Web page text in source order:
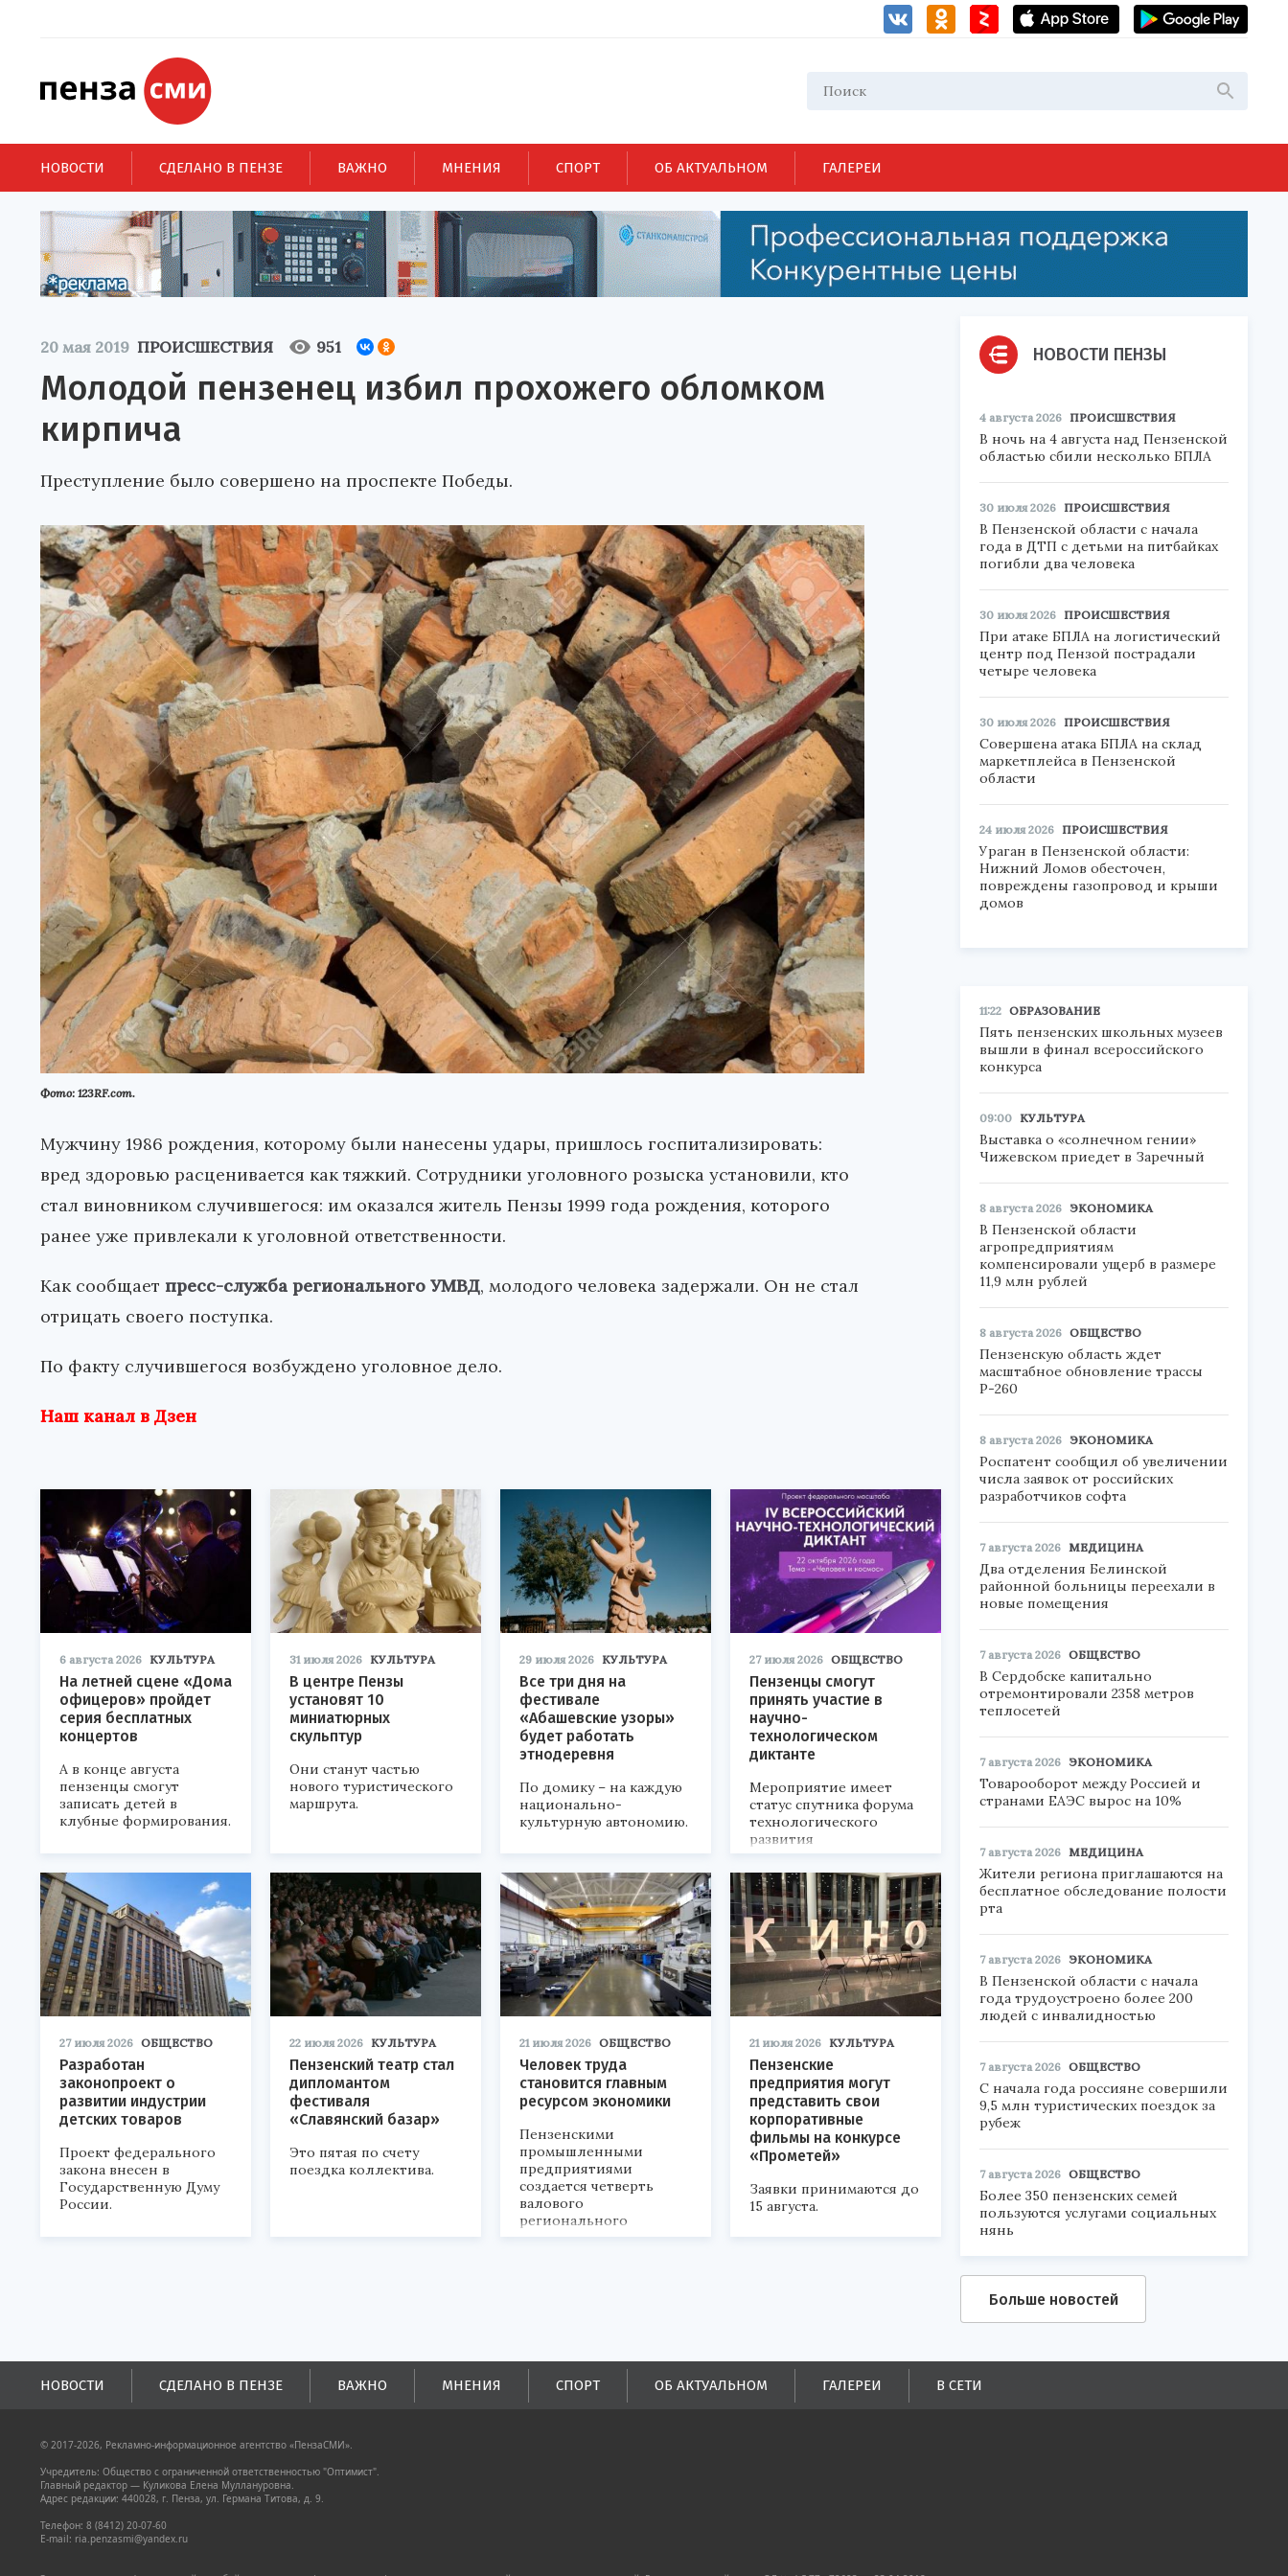
НОВОСТИ СДЕЛАНО В ПЕНЗЕ ВАЖНО МНЕНИЯ СПОРТ ОБ АКТУАЛЬНОМ ГАЛЕРЕИ
20 мая 2019 ПРОИСШЕСТВИЯ 951
Молодой пензенец избил прохожего обломком
кирпича
Преступление было совершено на проспекте Победы.
Фото: 123RF.com.
Мужчину 1986 рождения, которому были нанесены удары, пришлось госпитализировать:
вред здоровью расценивается как тяжкий. Сотрудники уголовного розыска установили, кто
стал виновником случившегося: им оказался житель Пензы 1999 года рождения, которого
ранее уже привлекали к уголовной ответственности.
Как сообщает пресс-служба регионального УМВД, молодого человека задержали. Он не стал
отрицать своего поступка.
По факту случившегося возбуждено уголовное дело.
Наш канал в Дзен
6 августа 2026 КУЛЬТУРА
На летней сцене «Дома
офицеров» пройдет
серия бесплатных
концертов
А в конце августа
пензенцы смогут
записать детей в
клубные формирования.
31 июля 2026 КУЛЬТУРА
В центре Пензы
установят 10
миниатюрных
скульптур
Они станут частью
нового туристического
маршрута.
29 июля 2026 КУЛЬТУРА
Все три дня на
фестивале
«Абашевские узоры»
будет работать
этнодеревня
По домику – на каждую
национально-
культурную автономию.
27 июля 2026 ОБЩЕСТВО
Пензенцы смогут
принять участие в
научно-
технологическом
диктанте
Мероприятие имеет
статус спутника форума
технологического
развития
«Технопром-2026».
27 июля 2026 ОБЩЕСТВО
Разработан
законопроект о
развитии индустрии
детских товаров
Проект федерального
закона внесен в
Государственную Думу
России.
22 июля 2026 КУЛЬТУРА
Пензенский театр стал
дипломантом
фестиваля
«Славянский базар»
Это пятая по счету
поездка коллектива.
21 июля 2026 ОБЩЕСТВО
Человек труда
становится главным
ресурсом экономики
Пензенскими
промышленными
предприятиями
создается четверть
валового
регионального
продукта и
21 июля 2026 КУЛЬТУРА
Пензенские
предприятия могут
представить свои
корпоративные
фильмы на конкурсе
«Прометей»
Заявки принимаются до
15 августа.
НОВОСТИ ПЕНЗЫ
4 августа 2026 ПРОИСШЕСТВИЯ
В ночь на 4 августа над Пензенской
областью сбили несколько БПЛА
30 июля 2026 ПРОИСШЕСТВИЯ
В Пензенской области с начала
года в ДТП с детьми на питбайках
погибли два человека
30 июля 2026 ПРОИСШЕСТВИЯ
При атаке БПЛА на логистический
центр под Пензой пострадали
четыре человека
30 июля 2026 ПРОИСШЕСТВИЯ
Совершена атака БПЛА на склад
маркетплейса в Пензенской
области
24 июля 2026 ПРОИСШЕСТВИЯ
Ураган в Пензенской области:
Нижний Ломов обесточен,
повреждены газопровод и крыши
домов
11:22 ОБРАЗОВАНИЕ
Пять пензенских школьных музеев
вышли в финал всероссийского
конкурса
09:00 КУЛЬТУРА
Выставка о «солнечном гении»
Чижевском приедет в Заречный
8 августа 2026 ЭКОНОМИКА
В Пензенской области
агропредприятиям
компенсировали ущерб в размере
11,9 млн рублей
8 августа 2026 ОБЩЕСТВО
Пензенскую область ждет
масштабное обновление трассы
Р-260
8 августа 2026 ЭКОНОМИКА
Роспатент сообщил об увеличении
числа заявок от российских
разработчиков софта
7 августа 2026 МЕДИЦИНА
Два отделения Белинской
районной больницы переехали в
новые помещения
7 августа 2026 ОБЩЕСТВО
В Сердобске капитально
отремонтировали 2358 метров
теплосетей
7 августа 2026 ЭКОНОМИКА
Товарооборот между Россией и
странами ЕАЭС вырос на 10%
7 августа 2026 МЕДИЦИНА
Жители региона приглашаются на
бесплатное обследование полости
рта
7 августа 2026 ЭКОНОМИКА
В Пензенской области с начала
года трудоустроено более 200
людей с инвалидностью
7 августа 2026 ОБЩЕСТВО
С начала года россияне совершили
9,5 млн туристических поездок за
рубеж
7 августа 2026 ОБЩЕСТВО
Более 350 пензенских семей
пользуются услугами социальных
нянь
Больше новостей
НОВОСТИ СДЕЛАНО В ПЕНЗЕ ВАЖНО МНЕНИЯ СПОРТ ОБ АКТУАЛЬНОМ ГАЛЕРЕИ В СЕТИ
© 2017-2026, Рекламно-информационное агентство «ПензаСМИ».
Учредитель: Общество с ограниченной ответственностью "Оптимист".
Главный редактор — Куликова Елена Муллануровна.
Адрес редакции: 440028, г. Пенза, ул. Германа Титова, д. 9.
Телефон: 8 (8412) 20-07-60
E-mail: ria.penzasmi@yandex.ru